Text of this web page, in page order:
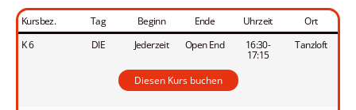
Kursbez. Tag Beginn Ende Uhrzeit
Ort
K 6
DIE Jederzeit Open End 16:30-
17:15
Tanzloft
Diesen Kurs buchen